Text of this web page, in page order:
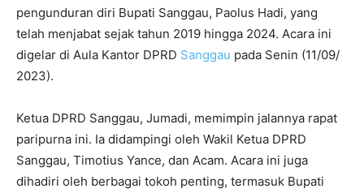
pengunduran diri Bupati Sanggau, Paolus Hadi, yang
telah menjabat sejak tahun 2019 hingga 2024. Acara ini
digelar di Aula Kantor DPRD Sanggau pada Senin (11/09/
2023).
Ketua DPRD Sanggau, Jumadi, memimpin jalannya rapat
paripurna ini. Ia didampingi oleh Wakil Ketua DPRD
Sanggau, Timotius Yance, dan Acam. Acara ini juga
dihadiri oleh berbagai tokoh penting, termasuk Bupati